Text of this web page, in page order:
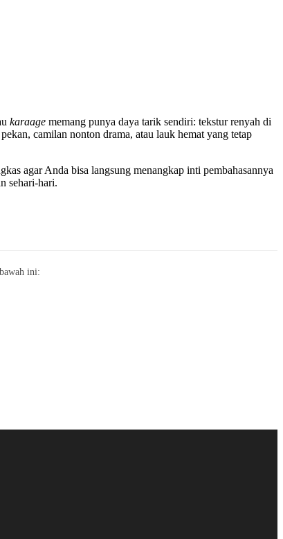
karaage memang punya daya tarik sendiri: tekstur renyah di
camilan nonton drama, atau lauk hemat yang tetap
agar Anda bisa langsung menangkap inti pembahasannya
sehari-hari.
ini: